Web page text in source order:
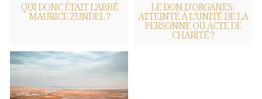
QUI DONC ÉTAIT L’ABBÉ
MAURICE ZUNDEL ?
LE DON D’ORGANES :
ATTEINTE À L’UNITÉ DE LA
PERSONNE OU ACTE DE
CHARITÉ ?